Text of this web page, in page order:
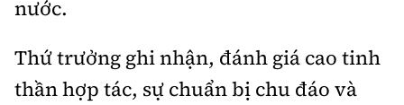
nước.
Thứ trưởng ghi nhận, đánh giá cao tinh
thần hợp tác, sự chuẩn bị chu đáo và